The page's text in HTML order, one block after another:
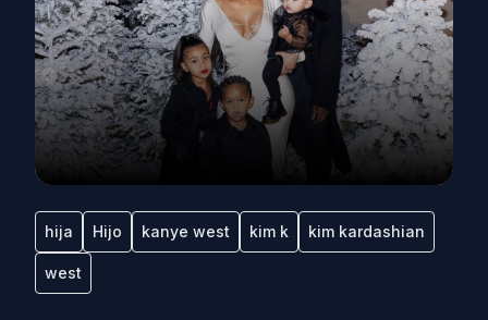
hija Hijo kanye west kim k kim kardashian
west